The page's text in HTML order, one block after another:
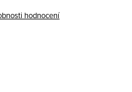
hodnocení